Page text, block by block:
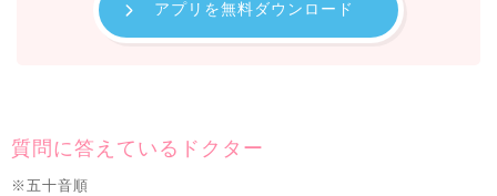
アプリを無料ダウンロード
質問に答えているドクター
※五十音順